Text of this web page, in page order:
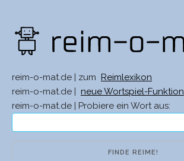
reim-o-mat.de | zum
Reimlexikon
reim-o-mat.de |
neue Wortspiel-Funktion
reim-o-mat.de | Probiere ein Wort aus: